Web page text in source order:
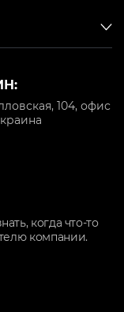
104, офис
когда что-то
компании.